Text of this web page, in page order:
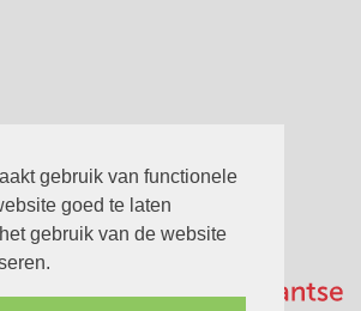
gebruik van functionele
goed te laten
gebruik van de website